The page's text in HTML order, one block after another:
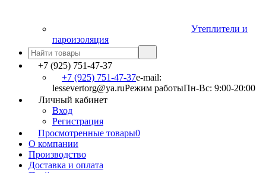
Утеплители и
пароизоляция
+7 (925) 751-47-37
+7 (925) 751-47-37e-mail:
lessevertorg@ya.ruРежим работыПн-Вс: 9:00-20:00
Личный кабинет
Вход
Регистрация
Просмотренные товары0
О компании
Производство
Доставка и оплата